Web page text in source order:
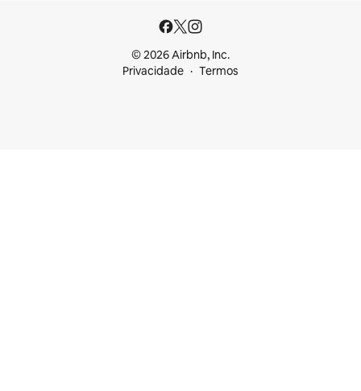
© 2026 Airbnb, Inc.
Privacidade
Termos